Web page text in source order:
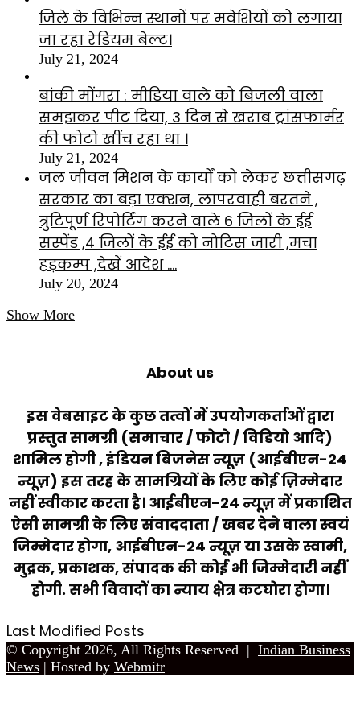
जिले के विभिन्न स्थानों पर मवेशियों को लगाया
जा रहा रेडियम बेल्ट।
July 21, 2024
बांकी मोंगरा : मीडिया वाले को बिजली वाला
समझकर पीट दिया, 3 दिन से खराब ट्रांसफार्मर
की फोटो खींच रहा था ।
July 21, 2024
जल जीवन मिशन के कार्यों को लेकर छत्तीसगढ़
सरकार का बड़ा एक्शन, लापरवाही बरतने ,
त्रुटिपूर्ण रिपोर्टिंग करने वाले 6 जिलों के ईई
सस्पेंड ,4 जिलों के ईई को नोटिस जारी ,मचा
हड़कम्प ,देखें आदेश ….
July 20, 2024
Show More
About us
इस वेबसाइट के कुछ तत्वों में उपयोगकर्ताओं द्वारा
प्रस्तुत सामग्री (समाचार / फोटो / विडियो आदि)
शामिल होगी , इंडियन बिजनेस न्यूज़ (आईबीएन-24
न्यूज़) इस तरह के सामग्रियों के लिए कोई ज़िम्मेदार
नहीं स्वीकार करता है। आईबीएन-24 न्यूज़ में प्रकाशित
ऐसी सामग्री के लिए संवाददाता / खबर देने वाला स्वयं
जिम्मेदार होगा, आईबीएन-24 न्यूज़ या उसके स्वामी,
मुद्रक, प्रकाशक, संपादक की कोई भी जिम्मेदारी नहीं
होगी. सभी विवादों का न्याय क्षेत्र कटघोरा होगा।
Last Modified Posts
© Copyright 2026, All Rights Reserved | Indian Business
News | Hosted by Webmitr